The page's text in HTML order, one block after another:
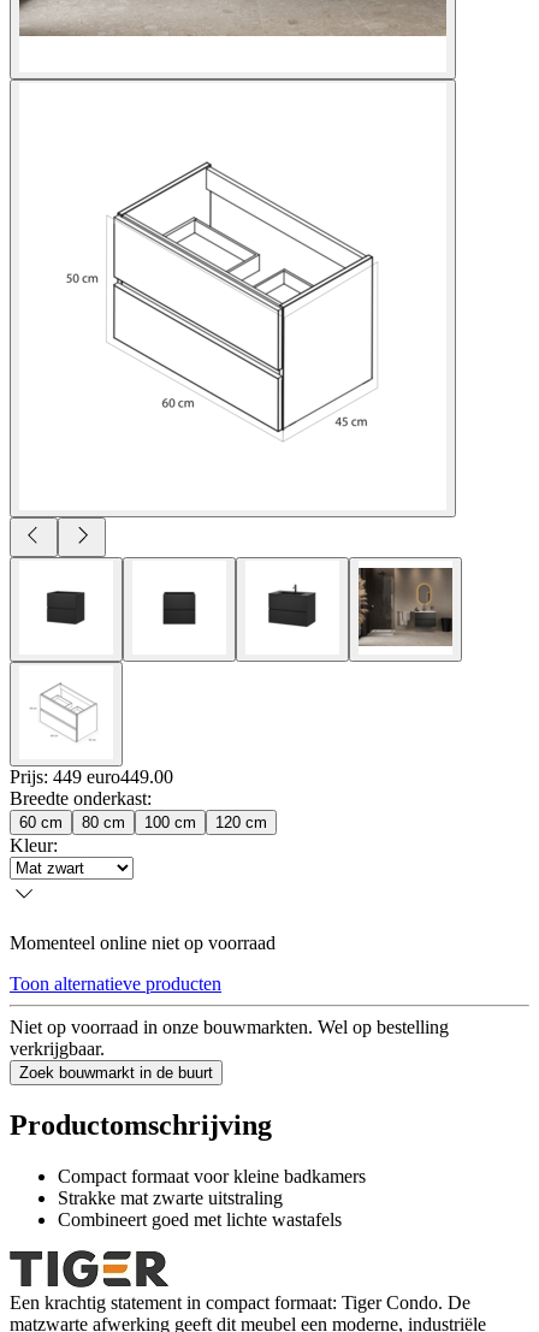
Prijs: 449 euro449.00
Breedte onderkast:
60 cm 80 cm 100 cm 120 cm
Kleur:
Momenteel online niet op voorraad
Toon alternatieve producten
Niet op voorraad in onze bouwmarkten. Wel op bestelling
verkrijgbaar.
Zoek bouwmarkt in de buurt
Productomschrijving
Compact formaat voor kleine badkamers
Strakke mat zwarte uitstraling
Combineert goed met lichte wastafels
Een krachtig statement in compact formaat: Tiger Condo. De
matzwarte afwerking geeft dit meubel een moderne, industriële